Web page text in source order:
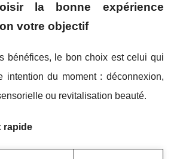
la bonne expérience
votre objectif
bénéfices, le bon choix est celui qui
intention du moment : déconnexion,
ou revitalisation beauté.
rapide